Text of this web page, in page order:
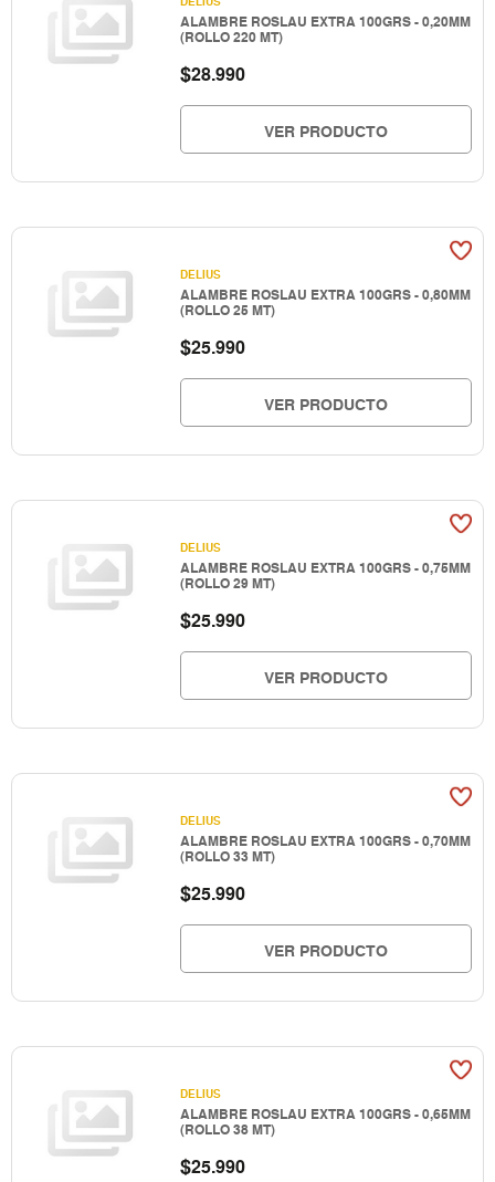
ALAMBRE ROSLAU EXTRA 100GRS - 0,20MM
(ROLLO 220 MT)
$28.990
VER PRODUCTO
DELIUS
ALAMBRE ROSLAU EXTRA 100GRS - 0,80MM
(ROLLO 25 MT)
$25.990
VER PRODUCTO
DELIUS
ALAMBRE ROSLAU EXTRA 100GRS - 0,75MM
(ROLLO 29 MT)
$25.990
VER PRODUCTO
DELIUS
ALAMBRE ROSLAU EXTRA 100GRS - 0,70MM
(ROLLO 33 MT)
$25.990
VER PRODUCTO
DELIUS
ALAMBRE ROSLAU EXTRA 100GRS - 0,65MM
(ROLLO 38 MT)
$25.990